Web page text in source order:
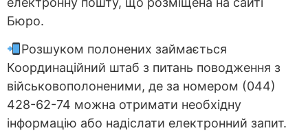
Бюро.
Розшуком полонених займається
Координаційний штаб з питань поводження з
військовополоненими, де за номером (044)
428-62-74 можна отримати необхідну
інформацію або надіслати електронний запит.